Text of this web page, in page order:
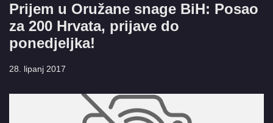
Prijem u Oružane snage BiH: Posao
za 200 Hrvata, prijave do
ponedjeljka!
28. lipanj 2017